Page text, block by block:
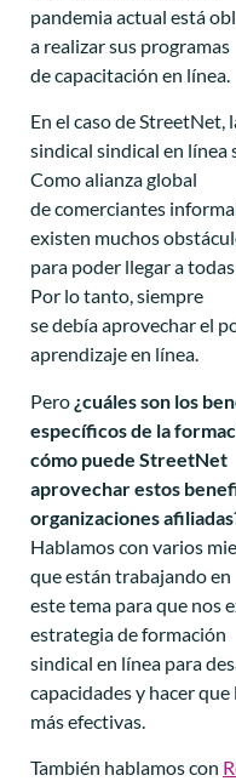
pandemia actual está
a realizar sus programas
de capacitación en línea.
En el caso de StreetNet,
sindical sindical en
Como alianza global
de comerciantes
existen muchos
para poder llegar a
Por lo tanto, siempre
se debía aprovechar el
aprendizaje en línea.
Pero ¿cuáles son los
específicos de la
cómo puede StreetNet
aprovechar estos
organizaciones
Hablamos con varios
que están trabajando en
este tema para que nos
estrategia de formación
sindical en línea para
capacidades y hacer
más efectivas.
También hablamos con